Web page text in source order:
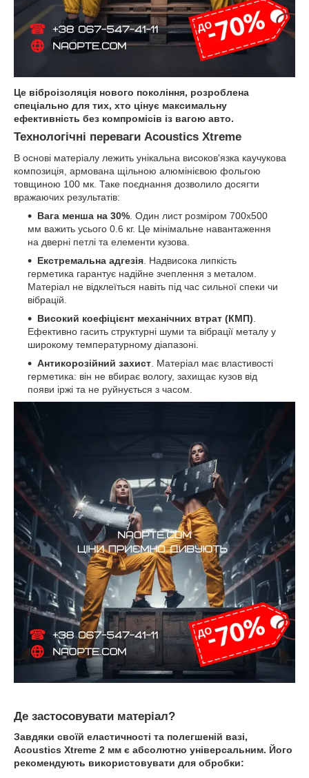
Це віброізоляція нового покоління, розроблена
спеціально для тих, хто цінує максимальну
ефективність без компромісів із вагою авто.
Технологічні переваги Acoustics Xtreme
В основі матеріалу лежить унікальна високов'язка каучукова
композиція, армована щільною алюмінієвою фольгою
товщиною 100 мк. Таке поєднання дозволило досягти
вражаючих результатів:
Вага менша на 30% . Один лист розміром 700х500
мм важить усього 0.6 кг. Це мінімальне навантаження
на дверні петлі та елементи кузова.
Екстремальна адгезія . Надвисока липкість
герметика гарантує надійне зчеплення з металом.
Матеріал не відклеїться навіть під час сильної спеки чи
вібрацій.
Високий коефіцієнт механічних втрат (КМП)
Ефективно гасить структурні шуми та вібрації металу у
широкому температурному діапазоні.
Антикорозійний захист . Матеріал має властивості
герметика: він не вбирає вологу, захищає кузов від
появи іржі та не руйнується з часом.
Де застосовувати матеріал?
Завдяки своїй еластичності та полегшеній вазі,
Acoustics Xtreme 2 мм є абсолютно універсальним. Його
рекомендують використовувати для обробки: